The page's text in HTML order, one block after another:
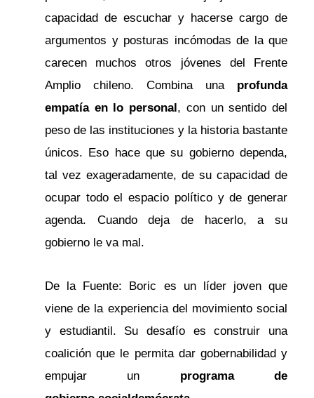
capacidad de escuchar y hacerse cargo de
argumentos y posturas incómodas de la que
carecen muchos otros jóvenes del Frente
Amplio chileno. Combina una profunda
empatía en lo personal , con un sentido del
peso de las instituciones y la historia bastante
únicos. Eso hace que su gobierno dependa,
tal vez exageradamente, de su capacidad de
ocupar todo el espacio político y de generar
agenda. Cuando deja de hacerlo, a su
gobierno le va mal.
De la Fuente: Boric es un líder joven que
viene de la experiencia del movimiento social
y estudiantil. Su desafío es construir una
coalición que le permita dar gobernabilidad y
empujar un programa de